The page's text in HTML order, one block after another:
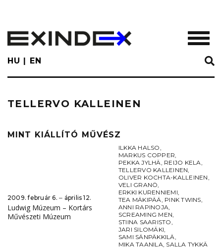
main
content
HU EN
TELLERVO KALLEINEN
MINT KIÁLLÍTÓ MŰVÉSZ
2009. február 6. ‒ április 12.
Ludwig Múzeum – Kortárs
Művészeti Múzeum
ILKKA HALSO,
MARKUS COPPER,
PEKKA JYLHÄ, REIJO KELA,
TELLERVO KALLEINEN,
OLIVER KOCHTA-KALLEINEN,
VELI GRANÖ,
ERKKI KURENNIEMI,
TEA MÄKIPÄÄ, PINK TWINS,
ANNI RAPINOJA,
SCREAMING MEN,
STIINA SAARISTO,
JARI SILOMÄKI,
SAMI SÄNPÄKKILÄ,
MIKA TAANILA, SALLA TYKKÄ